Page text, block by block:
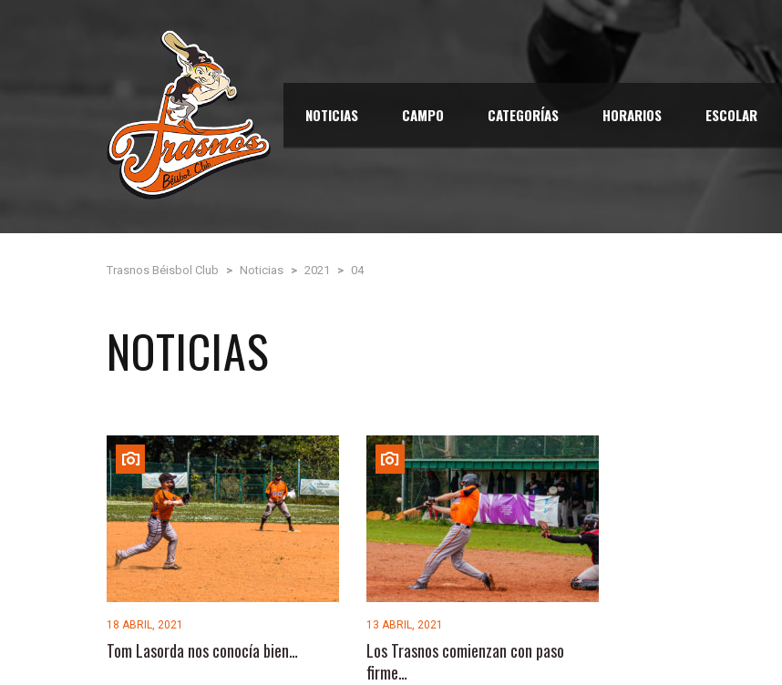
NOTICIAS CAMPO CATEGORÍAS HORARIOS ESCOLAR
Trasnos Béisbol Club > Noticias > 2021 > 04
NOTICIAS
18 ABRIL, 2021
Tom Lasorda nos conocía bien…
13 ABRIL, 2021
Los Trasnos comienzan con paso
firme…